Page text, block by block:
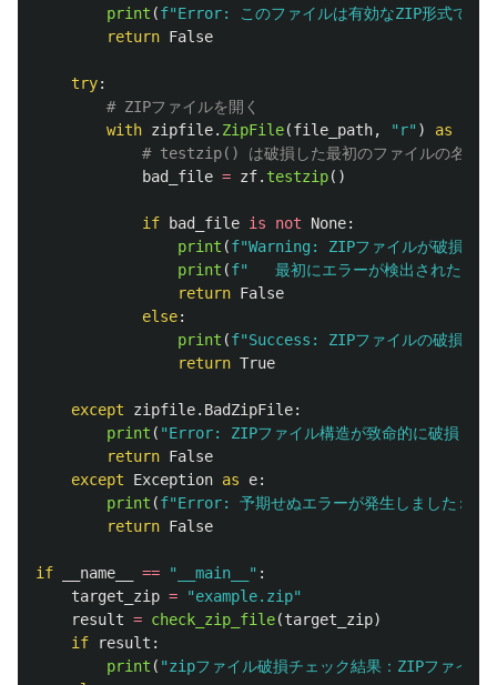
print (f"Error: このファイルは有効なZIP形式では
return False
try:
with zipfile. ZipFile(file_path, " r" ) as
bad_file = zf. testzip()
if bad_file is not None:
print (f"Warning: ZIPファイルが破損して
print (f"
最初にエラーが検出された内
return False
else:
print (f"Success: ZIPファイルの破損はあ
return True
except zipfile. BadZipFile:
print ( "Error: ZIPファイル構造が致命的に破損して
return False
except
Exception as e:
print (f"Error: 予期せぬエラーが発生しました:
return False
if __name__ == " __main__ " :
target_zip = "example.zip"
result = check_zip_file(target_zip)
if
result :
print ( "zipファイル破損チェック結果：ZIPファイル